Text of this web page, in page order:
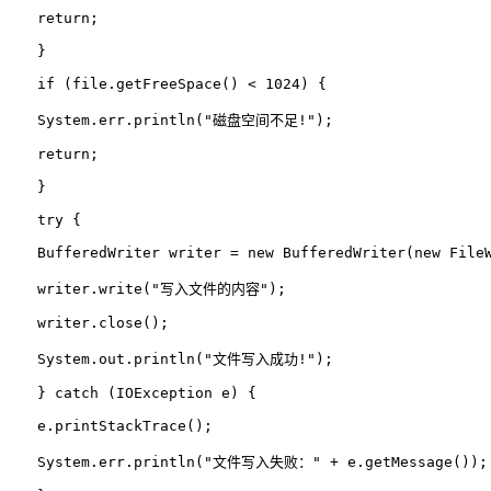
return;
}
if (file.getFreeSpace() < 1024) {
System.err.println( "磁盘空间不足!");
return;
}
try {
BufferedWriter writer = new BufferedWriter( new
writer.write( "写入文件的内容");
writer.close();
System.out.println( "文件写入成功!");
} catch (IOException e) {
e.printStackTrace();
System.err.println( "文件写入失败：" + e.getMessage());